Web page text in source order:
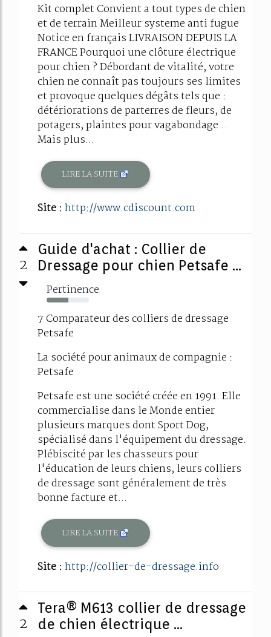
Kit complet Convient a tout types de chien
et de terrain Meilleur systeme anti fugue
Notice en français LIVRAISON DEPUIS LA
FRANCE Pourquoi une clôture électrique
pour chien ? Débordant de vitalité, votre
chien ne connaît pas toujours ses limites
et provoque quelques dégâts tels que :
détériorations de parterres de fleurs, de
potagers, plaintes pour vagabondage...
Mais plus...
LIRE LA SUITE
Site : http://www.cdiscount.com
2
Guide d'achat : Collier de
Dressage pour chien Petsafe ...
Pertinence
51%
7 Comparateur des colliers de dressage
Petsafe
La société pour animaux de compagnie :
Petsafe
Petsafe est une société créée en 1991. Elle
commercialise dans le Monde entier
plusieurs marques dont Sport Dog,
spécialisé dans l'équipement du dressage.
Plébiscité par les chasseurs pour
l'éducation de leurs chiens, leurs colliers
de dressage sont généralement de très
bonne facture et...
LIRE LA SUITE
Site : http://collier-de-dressage.info
2
Tera® M613 collier de dressage
de chien électrique ...